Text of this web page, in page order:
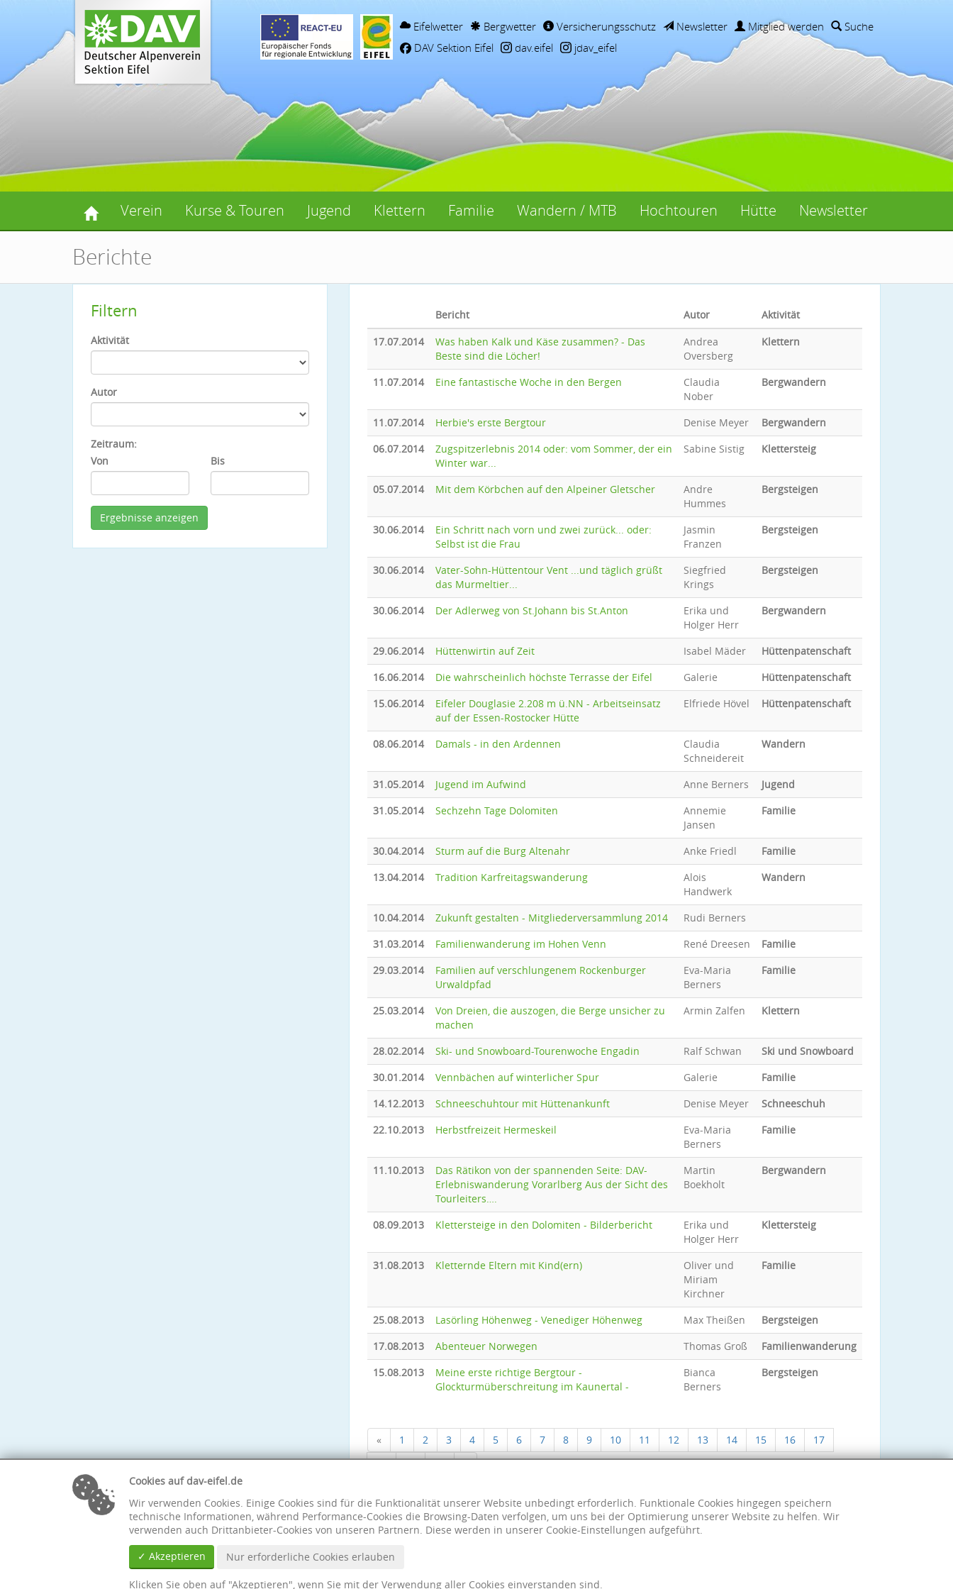
Eifelwetter Bergwetter Versicherungsschutz Newsletter Mitglied werden
Suche
DAV Sektion Eifel
dav.eifel jdav_eifel
Verein Kurse & Touren Jugend Klettern Familie Wandern / MTB Hochtouren Hütte Newsletter
Berichte
Filtern
Aktivität
Autor
Zeitraum:
Von
Bis
Bericht Autor
Aktivität
17.07.2014
Was haben Kalk und Käse zusammen? - Das
Beste sind die Löcher!
Andrea
Oversberg
Klettern
11.07.2014 Eine fantastische Woche in den Bergen
Claudia
Nober
Bergwandern
11.07.2014 Herbie's erste Bergtour Denise Meyer
Bergwandern
06.07.2014
Zugspitzerlebnis 2014 oder: vom Sommer, der ein
Winter war...
Sabine Sistig Klettersteig
05.07.2014 Mit dem Körbchen auf den Alpeiner Gletscher
Andre
Hummes
Bergsteigen
30.06.2014
Ein Schritt nach vorn und zwei zurück... oder:
Selbst ist die Frau
Jasmin
Franzen
Bergsteigen
30.06.2014
Vater-Sohn-Hüttentour Vent ...und täglich grüßt
das Murmeltier...
Siegfried
Krings
Bergsteigen
30.06.2014 Der Adlerweg von St.Johann bis St.Anton
Erika und
Holger Herr
Bergwandern
29.06.2014 Hüttenwirtin auf Zeit Isabel Mäder
Hüttenpatenschaft
16.06.2014
Die wahrscheinlich höchste Terrasse der Eifel Galerie
Hüttenpatenschaft
15.06.2014
Eifeler Douglasie 2.208 m ü.NN - Arbeitseinsatz
auf der Essen-Rostocker Hütte
Elfriede Hövel Hüttenpatenschaft
08.06.2014 Damals - in den Ardennen
Claudia
Schneidereit
Wandern
31.05.2014 Jugend im Aufwind Anne Berners
Jugend
31.05.2014
Sechzehn Tage Dolomiten
Annemie
Jansen
Familie
30.04.2014 Sturm auf die Burg Altenahr Anke Friedl
Familie
13.04.2014
Tradition Karfreitagswanderung
Alois
Handwerk
Wandern
10.04.2014 Zukunft gestalten - Mitgliederversammlung 2014
Rudi Berners
31.03.2014
Familienwanderung im Hohen Venn René Dreesen
Familie
29.03.2014
Familien auf verschlungenem Rockenburger
Urwaldpfad
Eva-Maria
Berners
Familie
25.03.2014
Von Dreien, die auszogen, die Berge unsicher zu
machen
Armin Zalfen Klettern
28.02.2014 Ski- und Snowboard-Tourenwoche Engadin Ralf Schwan
Ski und Snowboard
30.01.2014
Vennbächen auf winterlicher Spur Galerie
Familie
14.12.2013
Schneeschuhtour mit Hüttenankunft Denise Meyer
Schneeschuh
22.10.2013
Herbstfreizeit Hermeskeil
Eva-Maria
Berners
Familie
11.10.2013
Das Rätikon von der spannenden Seite: DAV-
Erlebniswanderung Vorarlberg Aus der Sicht des
Tourleiters….
Martin
Boekholt
Bergwandern
08.09.2013 Klettersteige in den Dolomiten - Bilderbericht
Erika und
Holger Herr
Klettersteig
31.08.2013 Kletternde Eltern mit Kind(ern)
Oliver und
Miriam
Kirchner
Familie
25.08.2013 Lasörling Höhenweg - Venediger Höhenweg Max Theißen
Bergsteigen
17.08.2013
Abenteuer Norwegen Thomas Groß
Familienwanderung
15.08.2013
Meine erste richtige Bergtour -
Glockturmüberschreitung im Kaunertal -
Bianca
Berners
Bergsteigen
« 1 2 3 4 5 6 7 8 9 10 11 12 13 14 15 16
17
18
19 20
»
Cookies auf dav-eifel.de
Wir verwenden Cookies. Einige Cookies sind für die Funktionalität unserer Website unbedingt erforderlich. Funktionale Cookies hingegen speichern
technische Informationen, während Performance-Cookies die Browsing-Daten verfolgen, um uns bei der Optimierung unserer Website zu helfen. Wir
verwenden auch Drittanbieter-Cookies von unseren Partnern. Diese werden in unserer Cookie-Einstellungen aufgeführt.
✓ Akzeptieren
Nur erforderliche Cookies erlauben
Klicken Sie oben auf "Akzeptieren", wenn Sie mit der Verwendung aller Cookies einverstanden sind.